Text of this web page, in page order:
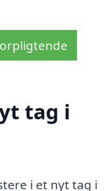
tag i
i et nyt tag i